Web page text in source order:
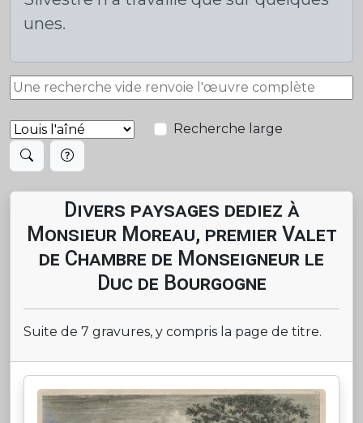
unes.
Recherche large
Divers paysages dediez à
Monsieur Moreau, premier Valet
de Chambre de Monseigneur le
Duc de Bourgogne
Suite de 7 gravures, y compris la page de titre.